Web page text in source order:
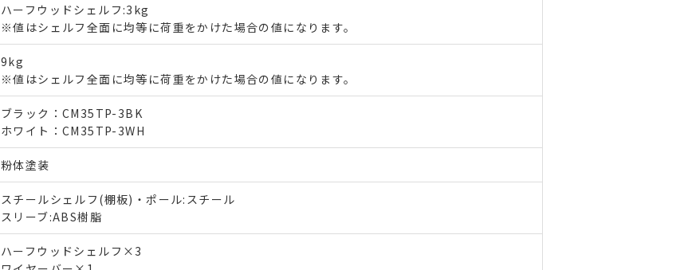
ハーフウッドシェルフ:3kg
※値はシェルフ全面に均等に荷重をかけた場合の値になります。
9kg
※値はシェルフ全面に均等に荷重をかけた場合の値になります。
ブラック：CM35TP-3BK
ホワイト：CM35TP-3WH
粉体塗装
スチールシェルフ(棚板)・ポール:スチール
スリーブ:ABS樹脂
ハーフウッドシェルフ×3